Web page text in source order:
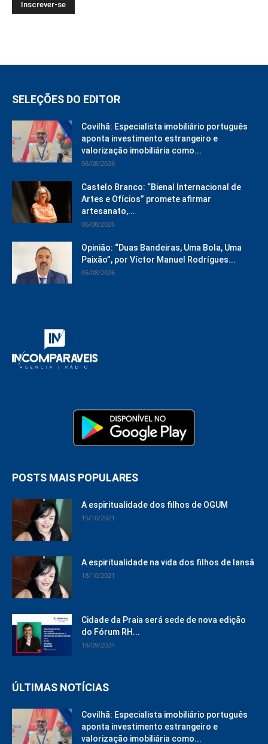
SELEÇÕES DO EDITOR
Covilhã: Especialista imobiliário português
aponta investimento estrangeiro e
valorização imobiliária como...
06/08/2026
Castelo Branco: “Bienal Internacional de
Artes e Ofícios” promete afirmar
artesanato,...
06/08/2026
Opinião: “Duas Bandeiras, Uma Bola, Uma
Paixão”, por Víctor Manuel Rodrígues...
05/08/2026
POSTS MAIS POPULARES
A espiritualidade dos filhos de OGUM
15/10/2021
A espiritualidade na vida dos filhos de Iansã
18/10/2021
Cidade da Praia será sede de nova edição
do Fórum RH...
18/09/2024
ÚLTIMAS NOTÍCIAS
Covilhã: Especialista imobiliário português
aponta investimento estrangeiro e
valorização imobiliária como...